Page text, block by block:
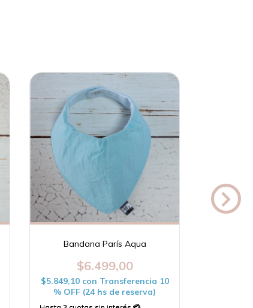
Bandana París Aqua
$6.499,00
$5.849,10 con Transferencia 10
% OFF (24 hs de reserva)